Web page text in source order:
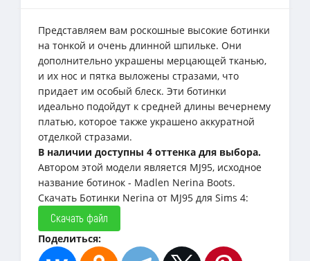
Представляем вам роскошные высокие ботинки
на тонкой и очень длинной шпильке. Они
дополнительно украшены мерцающей тканью,
и их нос и пятка выложены стразами, что
придает им особый блеск. Эти ботинки
идеально подойдут к средней длины вечернему
платью, которое также украшено аккуратной
отделкой стразами.
В наличии доступны 4 оттенка для выбора.
Автором этой модели является MJ95, исходное
название ботинок - Madlen Nerina Boots.
Скачать Ботинки Nerina от MJ95 для Sims 4:
Скачать файл
Поделиться: